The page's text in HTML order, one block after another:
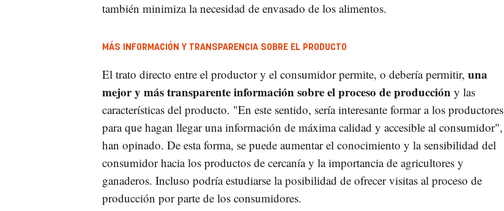
también minimiza la necesidad de envasado de los alimentos.
MÁS INFORMACIÓN Y TRANSPARENCIA SOBRE EL PRODUCTO
El trato directo entre el productor y el consumidor permite, o debería permitir, una
mejor y más transparente información sobre el proceso de producción y las
características del producto. "En este sentido, sería interesante formar a los productores
para que hagan llegar una información de máxima calidad y accesible al consumidor",
han opinado. De esta forma, se puede aumentar el conocimiento y la sensibilidad del
consumidor hacia los productos de cercanía y la importancia de agricultores y
ganaderos. Incluso podría estudiarse la posibilidad de ofrecer visitas al proceso de
producción por parte de los consumidores.